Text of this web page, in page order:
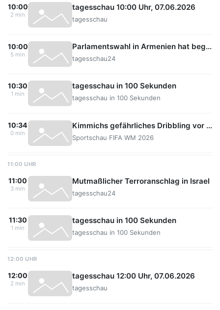
10:00
2 min
tagesschau 10:00 Uhr, 07.06.2026
tagesschau
10:00
5 min
Parlamentswahl in Armenien hat begonnen
tagesschau24
10:30
1 min
tagesschau in 100 Sekunden
tagesschau in 100 Sekunden
10:34
0 min
Kimmichs gefährliches Dribbling vor dem Sechzehner
Sportschau FIFA WM 2026
11:00 UHR
11:00
3 min
Mutmaßlicher Terroranschlag in Israel
tagesschau24
11:30
1 min
tagesschau in 100 Sekunden
tagesschau in 100 Sekunden
12:00 UHR
12:00
2 min
tagesschau 12:00 Uhr, 07.06.2026
tagesschau